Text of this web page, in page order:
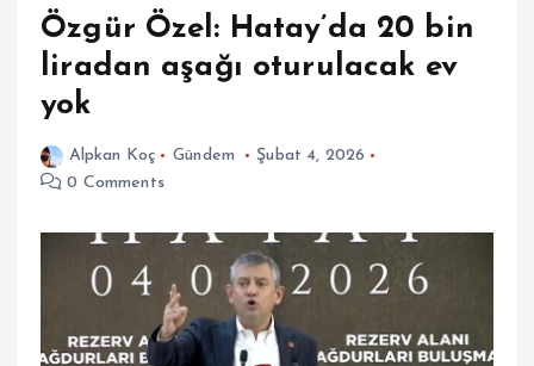
Özgür Özel: Hatay’da 20 bin
liradan aşağı oturulacak ev
yok
Alpkan Koç Gündem
Şubat 4, 2026
0 Comments